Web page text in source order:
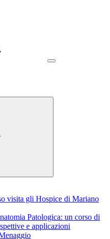
visita gli Hospice di Mariano
Patologica: un corso di
e applicazioni